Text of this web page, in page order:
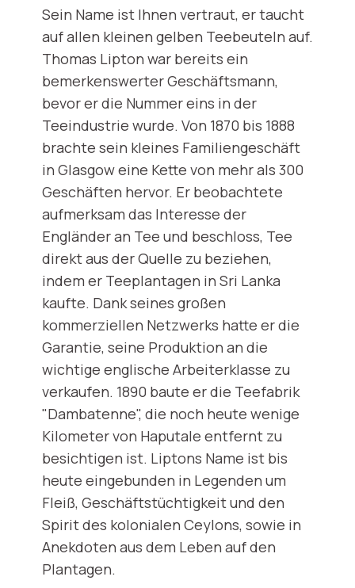
Sein Name ist Ihnen vertraut, er taucht
auf allen kleinen gelben Teebeuteln auf.
Thomas Lipton war bereits ein
bemerkenswerter Geschäftsmann,
bevor er die Nummer eins in der
Teeindustrie wurde. Von 1870 bis 1888
brachte sein kleines Familiengeschäft
in Glasgow eine Kette von mehr als 300
Geschäften hervor. Er beobachtete
aufmerksam das Interesse der
Engländer an Tee und beschloss, Tee
direkt aus der Quelle zu beziehen,
indem er Teeplantagen in Sri Lanka
kaufte. Dank seines großen
kommerziellen Netzwerks hatte er die
Garantie, seine Produktion an die
wichtige englische Arbeiterklasse zu
verkaufen. 1890 baute er die Teefabrik
"Dambatenne", die noch heute wenige
Kilometer von Haputale entfernt zu
besichtigen ist. Liptons Name ist bis
heute eingebunden in Legenden um
Fleiß, Geschäftstüchtigkeit und den
Spirit des kolonialen Ceylons, sowie in
Anekdoten aus dem Leben auf den
Plantagen.